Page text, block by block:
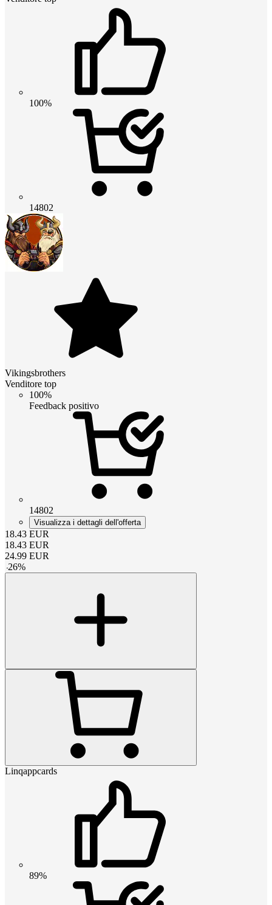
100%
14802
Vikingsbrothers
Venditore top
100%
Feedback positivo
14802
Visualizza i dettagli dell'offerta
18.43 EUR
18.43 EUR
24.99 EUR
-26%
Linqappcards
89%